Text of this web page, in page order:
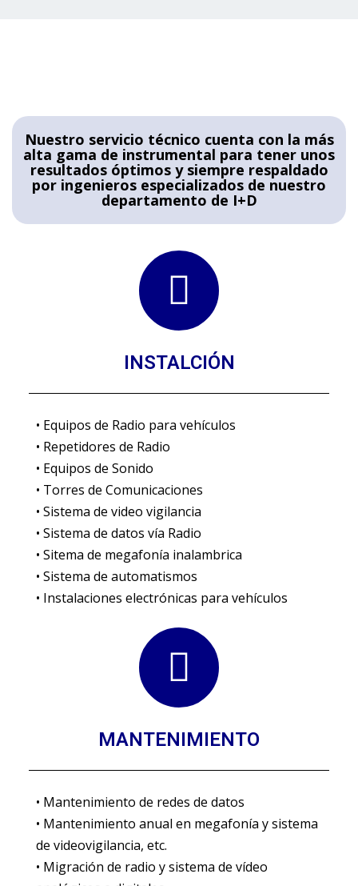
Nuestro servicio técnico cuenta con la más
alta gama de instrumental para tener unos
resultados óptimos y siempre respaldado
por ingenieros especializados de nuestro
departamento de I+D
INSTALCIÓN
• Equipos de Radio para vehículos
• Repetidores de Radio
• Equipos de Sonido
• Torres de Comunicaciones
• Sistema de video vigilancia
• Sistema de datos vía Radio
• Sitema de megafonía inalambrica
• Sistema de automatismos
• Instalaciones electrónicas para vehículos
MANTENIMIENTO
• Mantenimiento de redes de datos
• Mantenimiento anual en megafonía y sistema
de videovigilancia, etc.
• Migración de radio y sistema de vídeo